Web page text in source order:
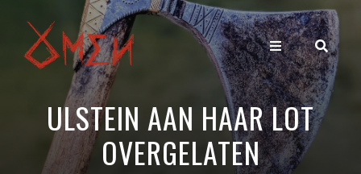
ULSTEIN AAN HAAR LOT
OVERGELATEN